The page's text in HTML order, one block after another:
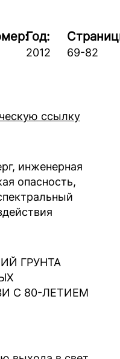
Год:
2012 69-82
ссылку
инженерная
опасность,
ГРУНТА
С 80-ЛЕТИЕМ